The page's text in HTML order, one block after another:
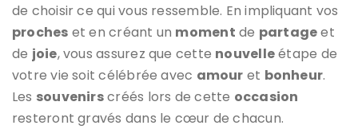
de choisir ce qui vous ressemble. En impliquant vos
proches et en créant un moment de partageet
de joie, vous assurez que cette nouvelleétape de
votre vie soit célébrée avec amour et bonheur.
Les souvenirscréés lors de cette occasion
resteront gravés dans le cœur de chacun.